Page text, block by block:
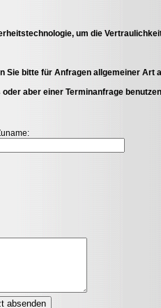
um die
Sie bitte für Anfragen allgemeiner Art
aber einer Terminanfrage